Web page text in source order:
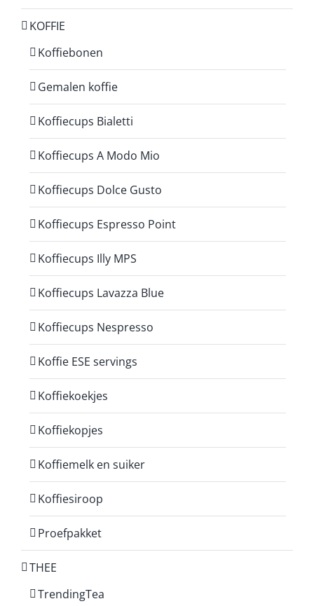
KOFFIE
Koffiebonen
Gemalen koffie
Koffiecups Bialetti
Koffiecups A Modo Mio
Koffiecups Dolce Gusto
Koffiecups Espresso Point
Koffiecups Illy MPS
Koffiecups Lavazza Blue
Koffiecups Nespresso
Koffie ESE servings
Koffiekoekjes
Koffiekopjes
Koffiemelk en suiker
Koffiesiroop
Proefpakket
THEE
TrendingTea